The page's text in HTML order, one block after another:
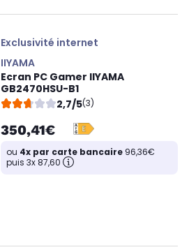
Exclusivité internet
IIYAMA
Ecran PC Gamer IIYAMA
GB2470HSU-B1
2,7/5(3)
350,41€
ou 4x par carte bancaire 96,36€
puis 3x 87,60